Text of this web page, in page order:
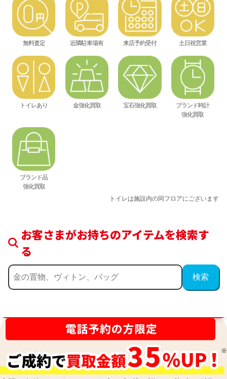
無料査定 近隣駐車場有 来店予約受付 土日祝営業
トイレあり 金強化買取 宝石強化買取
ブランド時計
強化買取
ブランド品
強化買取
トイレは施設内の同フロアにございます
お客さまがお持ちのアイテムを検索す
る